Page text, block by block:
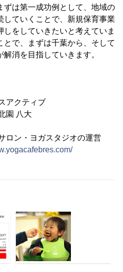
ずは第一成功例として、地域の
していくことで、新規保育事業
しをしていきたいと考えていま
で、まずは千葉から、そして
消を目指していきます。
クティブ
園 八大
ロン・ヨガスタジオの運営